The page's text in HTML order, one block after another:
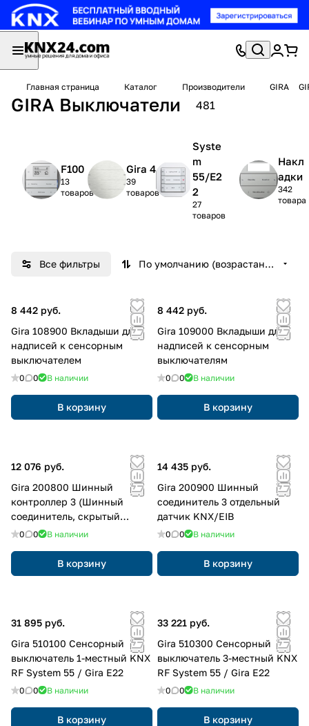
Главная страница Каталог Производители GIRA
GIRA Выключатели 481
F100
13
товаров
Gira 4
39
товаров
Syste
m
55/E2
2
27
товаров
Накл
адки
342
товара
Все фильтры По умолчанию (возрастание)
8 442 руб.
Gira 108900 Вкладыши для
надписей к сенсорным
выключателем
0 0 В наличии
В корзину
8 442 руб.
Gira 109000 Вкладыши для
надписей к сенсорным
выключателям
0 0 В наличии
В корзину
12 076 руб.
Gira 200800 Шинный
контроллер 3 (Шинный
соединитель, скрытый
монтаж KNX/EIB)
0 0 В наличии
В корзину
14 435 руб.
Gira 200900 Шинный
соединитель 3 отдельный
датчик KNX/EIB
0 0 В наличии
В корзину
31 895 руб.
Gira 510100 Сенсорный
выключатель 1-местный KNX
RF System 55 / Gira E22
0 0 В наличии
В корзину
33 221 руб.
Gira 510300 Сенсорный
выключатель 3-местный KNX
RF System 55 / Gira E22
0 0 В наличии
В корзину